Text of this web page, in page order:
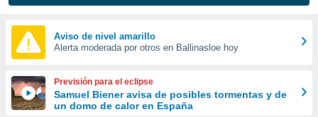
y
forma
digital
basada
Aviso de nivel amarillo
Alerta moderada por otros en Ballinasloe hoy
Previsión para el eclipse
Samuel Biener avisa de posibles tormentas y de
un domo de calor en España